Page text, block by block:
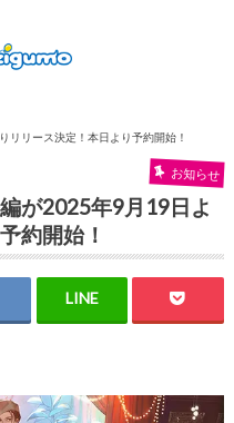
リリース決定！本日より予約開始！
お知らせ
が2025年9月19日よ
約開始！